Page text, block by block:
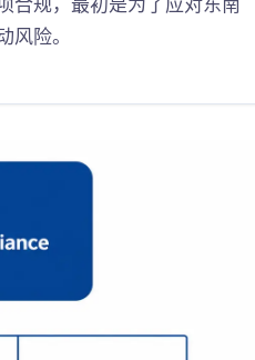
合规，最初是为了应对东南
风险。